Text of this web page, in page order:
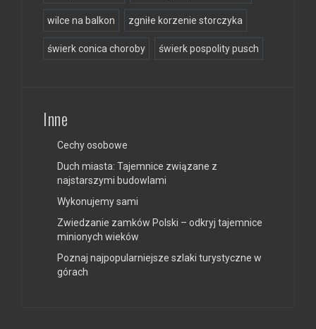
wilce na balkon zgniłe korzenie storczyka
świerk conica choroby świerk pospolity pusch
Inne
Cechy osobowe
Duch miasta: Tajemnice związane z
najstarszymi budowlami
Wykonujemy sami
Zwiedzanie zamków Polski – odkryj tajemnice
minionych wieków
Poznaj najpopularniejsze szlaki turystyczne w
górach